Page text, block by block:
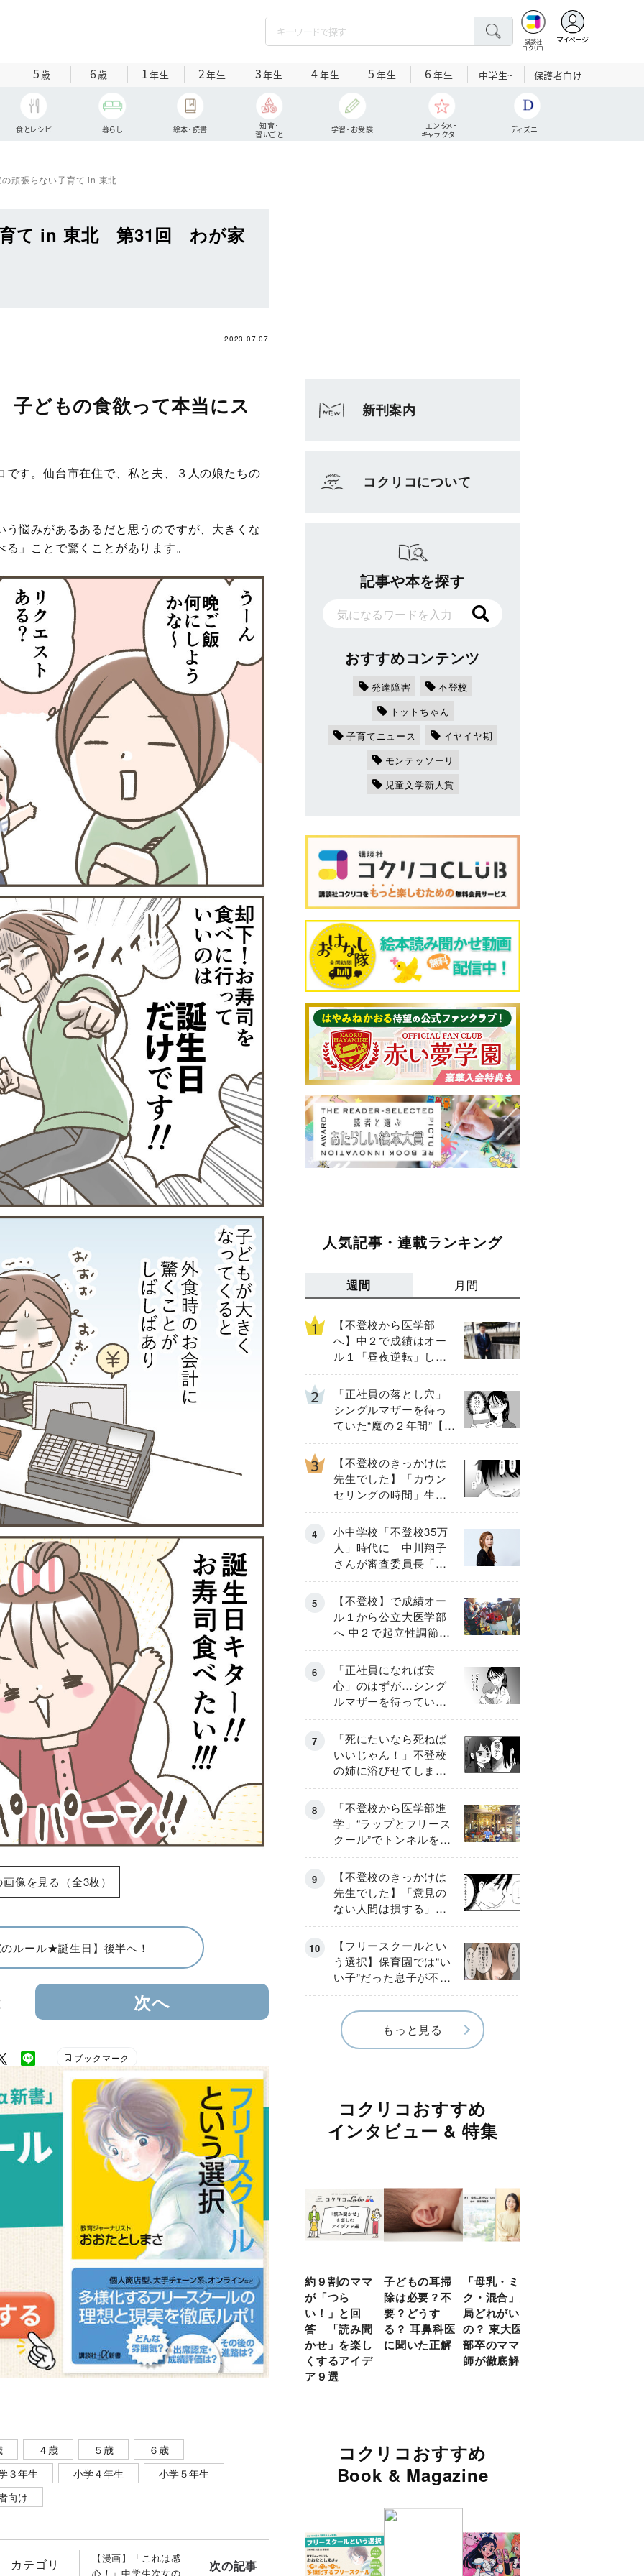
講談社
コクリコ
マイページ
5歳 6歳 1年生 2年生 3年生 4年生 5 年生 6 年生 中学生~ 保護者向け
食とレシピ 暮らし 絵本・読書
知育・
習いごと
学習・お受験
エンタメ・
キャラクター
ディズニー
の頑張らない子育て in 東北
育て in 東北 第31回 わが家
2023.07.07
どもの食欲って本当にス
す。仙台市在住で、私と夫、３人の娘たちの
悩みがあるあるだと思うのですが、大きくな
」ことで驚くことがあります。
像を見る（全3枚）
ルール★誕生日】後半へ！
次へ
ブックマーク
４歳 ５歳
６歳
３年生
小学４年生
小学５年生
向け
カテゴリ
【漫画】「これは感
心！」中学生次女の
次の記事
新刊案内
コクリコについて
記事や本を探す
おすすめコンテンツ
発達障害
不登校
トットちゃん
子育てニュース
イヤイヤ期
モンテッソーリ
児童文学新人賞
人気記事・連載ランキング
週間 月間
【不登校から医学部
へ】中２で成績はオー
ル１「昼夜逆転」した
わが子を”夜遊び”に連れ
出した母の気づき
「正社員の落とし穴」
シングルマザーを待っ
ていた“魔の２年間”【後
編】
【不登校のきっかけは
先生でした】「カウン
セリングの時間」生徒
の情報をバラしたの
は…《第２話》
小中学校「不登校35万
人」時代に 中川翔子
さんが審査委員長「不
登校生動画甲子園
2026」が開催
【不登校】で成績オー
ル１から公立大医学部
へ 中２で起立性調節障
害「治るまで３年」の
診断 そのとき母は
「正社員になれば安
心」のはずが…シング
ルマザーを待ってい
た“魔の２年間”【前編】
「死にたいなら死ねば
いいじゃん！」不登校
の姉に浴びせてしまっ
た言葉【番外編・後
編】
「不登校から医学部進
学」“ラップとフリース
クール”でトンネルを脱
して高校受験へ〔元野
球少年の実話〕
【不登校のきっかけは
先生でした】「意見の
ない人間は損する」担
任の一言が苦しみに…
《第１話》
【フリースクールとい
う選択】保育園では“い
い子”だった息子が不登
校に…小学校入学後に
見えたSOS《第１話》
もっと見る
コクリコおすすめ
インタビュー & 特集
約９割のママ
が「つら
い！」と回
答 「読み聞
かせ」を楽し
くするアイデ
ア９選
子どもの耳掃
除は必要？不
要？どうす
る？ 耳鼻科医
に聞いた正解
「母乳・ミル
ク・混合」結
局どれがいい
の？ 東大医学
部卒のママ医
師が徹底解説
コクリコおすすめ
Book & Magazine